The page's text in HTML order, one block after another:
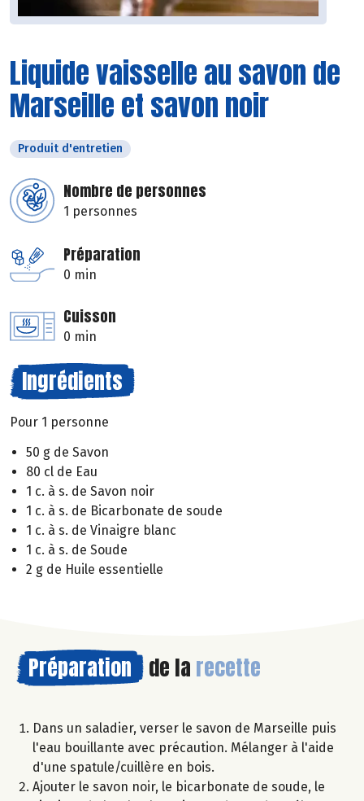
Liquide vaisselle au savon de
Marseille et savon noir
Produit d'entretien
Nombre de personnes
1 personnes
Préparation
0 min
Cuisson
0 min
Ingrédients
Pour 1 personne
50 g de Savon
80 cl de Eau
1 c. à s. de Savon noir
1 c. à s. de Bicarbonate de soude
1 c. à s. de Vinaigre blanc
1 c. à s. de Soude
2 g de Huile essentielle
Préparation de la recette
Dans un saladier, verser le savon de Marseille puis
l'eau bouillante avec précaution. Mélanger à l'aide
d'une spatule/cuillère en bois.
Ajouter le savon noir, le bicarbonate de soude, le